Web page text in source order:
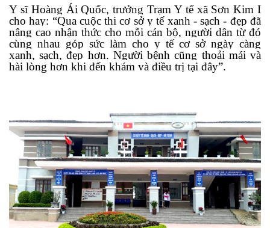
Y sĩ Hoàng Ái Quốc, trưởng Trạm Y tế xã Sơn Kim I
cho hay: “Qua cuộc thi cơ sở y tế xanh - sạch - đẹp đã
nâng cao nhận thức cho mỗi cán bộ, người dân từ đó
cùng nhau góp sức làm cho y tế cơ sở ngày càng
xanh, sạch, đẹp hơn. Người bệnh cũng thoải mái và
hài lòng hơn khi đến khám và điều trị tại đây”.